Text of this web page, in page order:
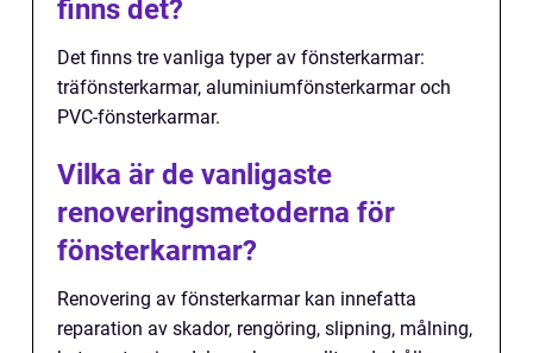
finns det?
Det finns tre vanliga typer av fönsterkarmar:
träfönsterkarmar, aluminiumfönsterkarmar och
PVC-fönsterkarmar.
Vilka är de vanligaste
renoveringsmetoderna för
fönsterkarmar?
Renovering av fönsterkarmar kan innefatta
reparation av skador, rengöring, slipning, målning,